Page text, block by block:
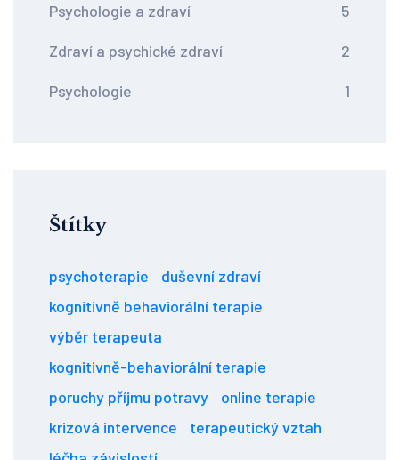
Psychologie a zdraví 5
Zdraví a psychické zdraví 2
Psychologie 1
Štítky
psychoterapie
duševní zdraví
kognitivně behaviorální terapie
výběr terapeuta
kognitivně-behaviorální terapie
poruchy příjmu potravy
online terapie
krizová intervence
terapeutický vztah